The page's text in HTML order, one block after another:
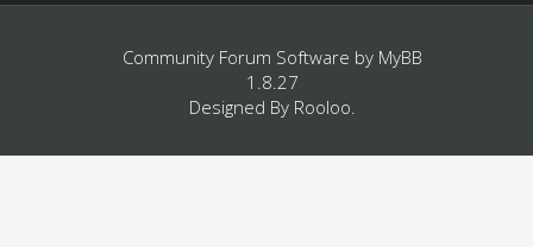
Community Forum Software by MyBB
1.8.27
Designed By Rooloo